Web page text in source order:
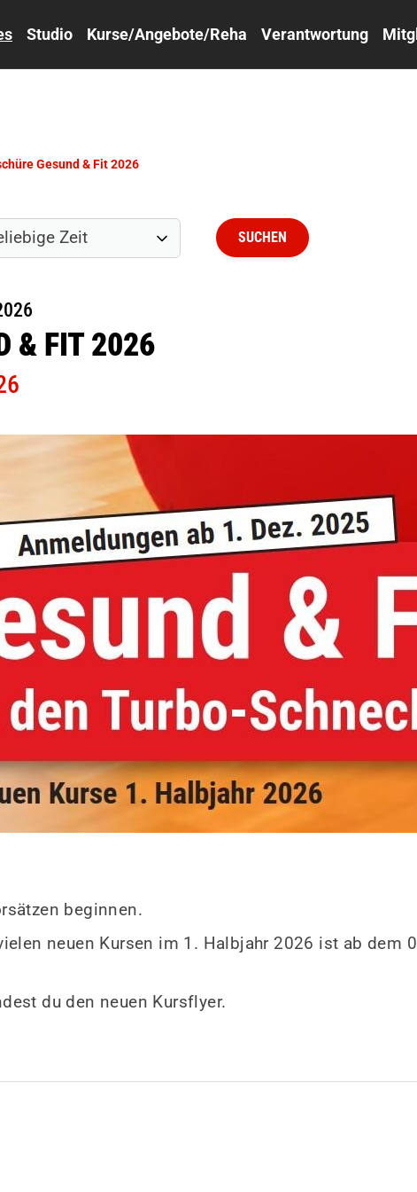
Studio Kurse/Angebote/Reha Verantwortung
Gesund & Fit 2026
& FIT 2026
beginnen.
neuen Kursen im 1. Halbjahr 2026 ist ab dem
du den neuen Kursflyer.
Mitglieder-Service
Alles zur Mitgliedschaft
Downloads
Fragen & Antworten